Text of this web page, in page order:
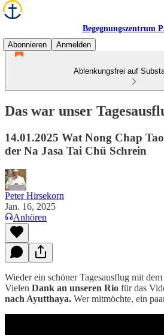
Begegnungszentrum
Abonnieren
Anmelden
Ablenkungsfrei auf
Das war unser
14.01.2025 Wat Nong Chap
der Na Jasa Tai Chü Schrein
Peter Hirsekorn
Jan. 16, 2025
Anhören
Wieder ein schöner Tagesausflug mit
Vielen Dank an unseren Rio für das
nach Ayutthaya. Wer mitmöchte, ein